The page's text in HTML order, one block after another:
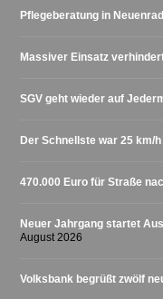
Pflegeberatung in
Massiver Einsatz
SGV geht wieder auf
Der Schnellste war 25 km/
470.000 Euro für Straße
Neuer Jahrgang startet
August 2026
Volksbank begrüßt zwölf